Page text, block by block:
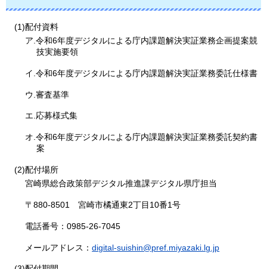
(1)配付資料
ア.令和6年度デジタルによる庁内課題解決実証業務企画提案競
技実施要領
イ.令和6年度デジタルによる庁内課題解決実証業務委託仕様書
ウ.審査基準
エ.応募様式集
オ.令和6年度デジタルによる庁内課題解決実証業務委託契約書
案
(2)配付場所
宮崎県総合政策部デジタル推進課デジタル県庁担当
〒880-8501 宮崎市橘通東2丁目10番1号
電話番号：0985-26-7045
メールアドレス：digital-suishin@pref.miyazaki.lg.jp